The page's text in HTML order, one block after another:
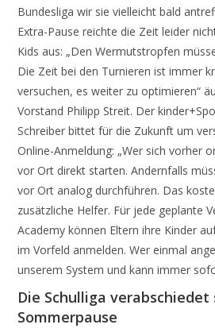
Bundesliga wir sie vielleicht bald
Extra-Pause reichte die Zeit leider
Kids aus: „Den Wermutstropfen
Die Zeit bei den Turnieren ist immer
versuchen, es weiter zu optimieren“
Vorstand Philipp Streit. Der
Schreiber bittet für die Zukunft um
Online-Anmeldung: „Wer sich vorher
vor Ort direkt starten. Andernfalls
vor Ort analog durchführen. Das
zusätzliche Helfer. Für jede geplante
Academy können Eltern ihre Kinder
im Vorfeld anmelden. Wer einmal
unserem System und kann immer
Die Schulliga verabschiedet
Sommerpause